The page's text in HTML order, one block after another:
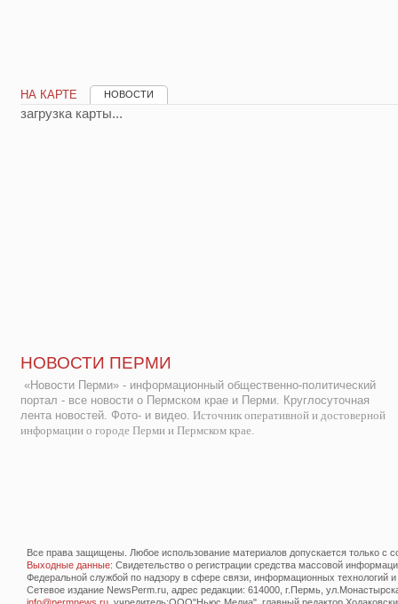
НА КАРТЕ НОВОСТИ
загрузка карты...
НОВОСТИ ПЕРМИ
«Новости Перми» - информационный общественно-политический
портал - все новости о Пермском крае и Перми. Круглосуточная
лента новостей. Фото- и видео. Источник оперативной и достоверной
информации о городе Перми и Пермском крае.
Все права защищены. Любое использование материалов допускается только с
Выходные данные: Свидетельство о регистрации средства массовой
Федеральной службой по надзору в сфере связи, информационных технологий
Сетевое издание NewsPerm.ru, адрес редакции: 614000, г.Пермь,
info@permnews.ru , учредитель:ООО"Ньюс Медиа", главный редактор